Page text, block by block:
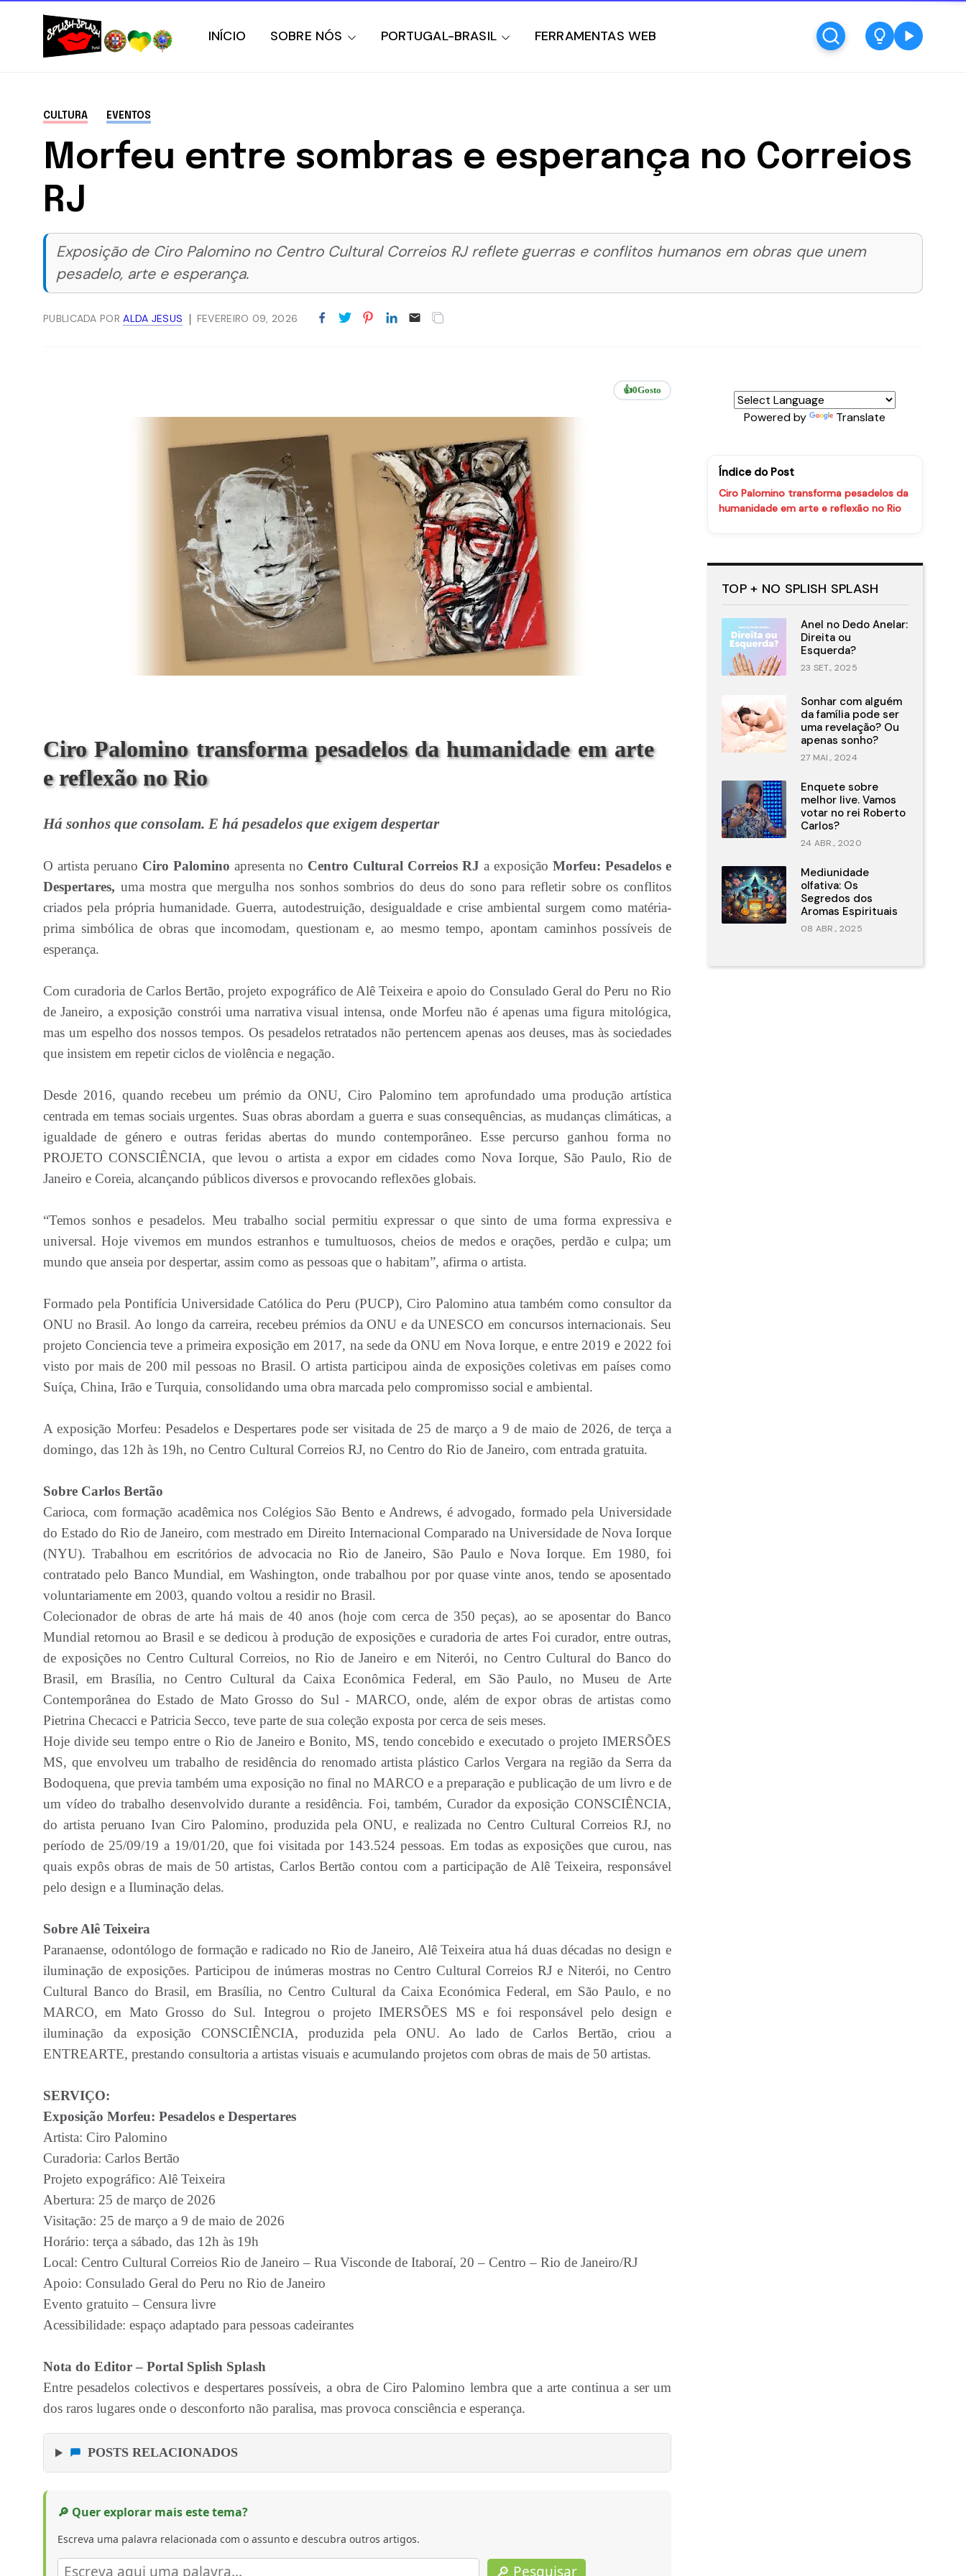
INÍCIO SOBRE NÓS PORTUGAL-BRASIL FERRAMENTAS WEB
CULTURA EVENTOS
Morfeu entre sombras e esperança no Correios
RJ
Exposição de Ciro Palomino no Centro Cultural Correios RJ reflete guerras e conflitos humanos em obras que unem
pesadelo, arte e esperança.
PUBLICADA PORALDA JESUS FEVEREIRO 09, 2026
👍0Gosto
Ciro Palomino transforma pesadelos da humanidade em arte
e reflexão no Rio
Há sonhos que consolam. E há pesadelos que exigem despertar
O artista peruano Ciro Palomino apresenta no Centro Cultural Correios RJ a exposição Morfeu: Pesadelos e
Despertares, uma mostra que mergulha nos sonhos sombrios do deus do sono para refletir sobre os conflitos
criados pela própria humanidade. Guerra, autodestruição, desigualdade e crise ambiental surgem como matéria-
prima simbólica de obras que incomodam, questionam e, ao mesmo tempo, apontam caminhos possíveis de
esperança.
Com curadoria de Carlos Bertão, projeto expográfico de Alê Teixeira e apoio do Consulado Geral do Peru no Rio
de Janeiro, a exposição constrói uma narrativa visual intensa, onde Morfeu não é apenas uma figura mitológica,
mas um espelho dos nossos tempos. Os pesadelos retratados não pertencem apenas aos deuses, mas às sociedades
que insistem em repetir ciclos de violência e negação.
Desde 2016, quando recebeu um prémio da ONU, Ciro Palomino tem aprofundado uma produção artística
centrada em temas sociais urgentes. Suas obras abordam a guerra e suas consequências, as mudanças climáticas, a
igualdade de género e outras feridas abertas do mundo contemporâneo. Esse percurso ganhou forma no
PROJETO CONSCIÊNCIA, que levou o artista a expor em cidades como Nova Iorque, São Paulo, Rio de
Janeiro e Coreia, alcançando públicos diversos e provocando reflexões globais.
“Temos sonhos e pesadelos. Meu trabalho social permitiu expressar o que sinto de uma forma expressiva e
universal. Hoje vivemos em mundos estranhos e tumultuosos, cheios de medos e orações, perdão e culpa; um
mundo que anseia por despertar, assim como as pessoas que o habitam”, afirma o artista.
Formado pela Pontifícia Universidade Católica do Peru (PUCP), Ciro Palomino atua também como consultor da
ONU no Brasil. Ao longo da carreira, recebeu prémios da ONU e da UNESCO em concursos internacionais. Seu
projeto Conciencia teve a primeira exposição em 2017, na sede da ONU em Nova Iorque, e entre 2019 e 2022 foi
visto por mais de 200 mil pessoas no Brasil. O artista participou ainda de exposições coletivas em países como
Suíça, China, Irão e Turquia, consolidando uma obra marcada pelo compromisso social e ambiental.
A exposição Morfeu: Pesadelos e Despertares pode ser visitada de 25 de março a 9 de maio de 2026, de terça a
domingo, das 12h às 19h, no Centro Cultural Correios RJ, no Centro do Rio de Janeiro, com entrada gratuita.
Sobre Carlos Bertão
Carioca, com formação acadêmica nos Colégios São Bento e Andrews, é advogado, formado pela Universidade
do Estado do Rio de Janeiro, com mestrado em Direito Internacional Comparado na Universidade de Nova Iorque
(NYU). Trabalhou em escritórios de advocacia no Rio de Janeiro, São Paulo e Nova Iorque. Em 1980, foi
contratado pelo Banco Mundial, em Washington, onde trabalhou por por quase vinte anos, tendo se aposentado
voluntariamente em 2003, quando voltou a residir no Brasil.
Colecionador de obras de arte há mais de 40 anos (hoje com cerca de 350 peças), ao se aposentar do Banco
Mundial retornou ao Brasil e se dedicou à produção de exposições e curadoria de artes Foi curador, entre outras,
de exposições no Centro Cultural Correios, no Rio de Janeiro e em Niterói, no Centro Cultural do Banco do
Brasil, em Brasília, no Centro Cultural da Caixa Econômica Federal, em São Paulo, no Museu de Arte
Contemporânea do Estado de Mato Grosso do Sul - MARCO, onde, além de expor obras de artistas como
Pietrina Checacci e Patricia Secco, teve parte de sua coleção exposta por cerca de seis meses.
Hoje divide seu tempo entre o Rio de Janeiro e Bonito, MS, tendo concebido e executado o projeto IMERSÕES
MS, que envolveu um trabalho de residência do renomado artista plástico Carlos Vergara na região da Serra da
Bodoquena, que previa também uma exposição no final no MARCO e a preparação e publicação de um livro e de
um vídeo do trabalho desenvolvido durante a residência. Foi, também, Curador da exposição CONSCIÊNCIA,
do artista peruano Ivan Ciro Palomino, produzida pela ONU, e realizada no Centro Cultural Correios RJ, no
período de 25/09/19 a 19/01/20, que foi visitada por 143.524 pessoas. Em todas as exposições que curou, nas
quais expôs obras de mais de 50 artistas, Carlos Bertão contou com a participação de Alê Teixeira, responsável
pelo design e a Iluminação delas.
Sobre Alê Teixeira
Paranaense, odontólogo de formação e radicado no Rio de Janeiro, Alê Teixeira atua há duas décadas no design e
iluminação de exposições. Participou de inúmeras mostras no Centro Cultural Correios RJ e Niterói, no Centro
Cultural Banco do Brasil, em Brasília, no Centro Cultural da Caixa Económica Federal, em São Paulo, e no
MARCO, em Mato Grosso do Sul. Integrou o projeto IMERSÕES MS e foi responsável pelo design e
iluminação da exposição CONSCIÊNCIA, produzida pela ONU. Ao lado de Carlos Bertão, criou a
ENTREARTE, prestando consultoria a artistas visuais e acumulando projetos com obras de mais de 50 artistas.
SERVIÇO:
Exposição Morfeu: Pesadelos e Despertares
Artista: Ciro Palomino
Curadoria: Carlos Bertão
Projeto expográfico: Alê Teixeira
Abertura: 25 de março de 2026
Visitação: 25 de março a 9 de maio de 2026
Horário: terça a sábado, das 12h às 19h
Local: Centro Cultural Correios Rio de Janeiro – Rua Visconde de Itaboraí, 20 – Centro – Rio de Janeiro/RJ
Apoio: Consulado Geral do Peru no Rio de Janeiro
Evento gratuito – Censura livre
Acessibilidade: espaço adaptado para pessoas cadeirantes
Nota do Editor – Portal Splish Splash
Entre pesadelos colectivos e despertares possíveis, a obra de Ciro Palomino lembra que a arte continua a ser um
dos raros lugares onde o desconforto não paralisa, mas provoca consciência e esperança.
POSTS RELACIONADOS
🔎 Quer explorar mais este tema?
Escreva uma palavra relacionada com o assunto e descubra outros artigos.
🔎 Pesquisar
Powered by Translate
Índice do Post
Ciro Palomino transforma pesadelos da
humanidade em arte e reflexão no Rio
TOP + NO SPLISH SPLASH
Anel no Dedo Anelar:
Direita ou
Esquerda?
23 SET., 2025
Sonhar com alguém
da família pode ser
uma revelação? Ou
apenas sonho?
27 MAI., 2024
Enquete sobre
melhor live. Vamos
votar no rei Roberto
Carlos?
24 ABR., 2020
Mediunidade
olfativa: Os
Segredos dos
Aromas Espirituais
08 ABR., 2025